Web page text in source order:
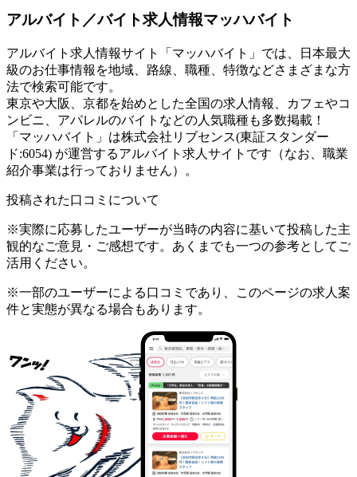
アルバイト／バイト求人情報マッハバイト
アルバイト求人情報サイト「マッハバイト」では、日本最大
級のお仕事情報を地域、路線、職種、特徴などさまざまな方
法で検索可能です。
東京や大阪、京都を始めとした全国の求人情報、カフェやコ
ンビニ、アパレルのバイトなどの人気職種も多数掲載！
「マッハバイト」は株式会社リブセンス(東証スタンダー
ド:6054) が運営するアルバイト求人サイトです（なお、職業
紹介事業は行っておりません）。
投稿された口コミについて
※実際に応募したユーザーが当時の内容に基いて投稿した主
観的なご意見・ご感想です。あくまでも一つの参考としてご
活用ください。
※一部のユーザーによる口コミであり、このページの求人案
件と実態が異なる場合もあります。